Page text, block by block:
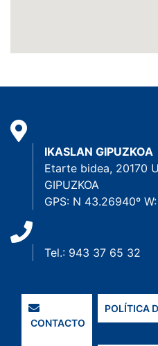
IKASLAN GIPUZKOA
Etarte bidea, 20170
GIPUZKOA
GPS: N 43.26940º
Tel.: 943 37 65 32
CONTACTO
POLÍTICA